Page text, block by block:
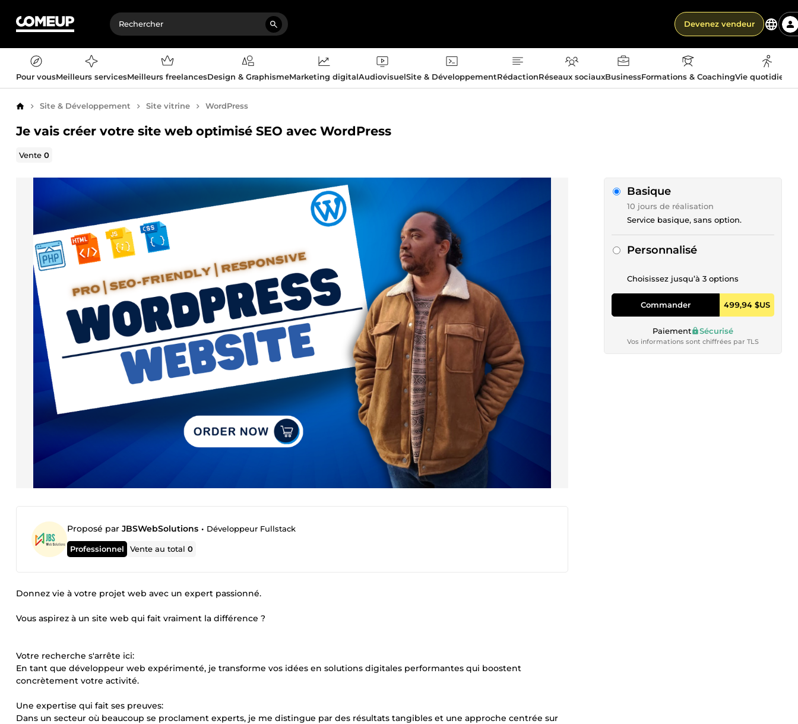
Devenez vendeur
Pour vousMeilleurs servicesMeilleurs freelancesDesign & GraphismeMarketing digitalAudiovisuelSite & DéveloppementRédactionRéseaux sociauxBusinessFormations & CoachingVie
AccueilSite & Développement Site vitrine WordPress
Je vais créer votre site web optimisé SEO avec WordPress
Vente0
Proposé par JBSWebSolutions • Développeur Fullstack
Professionnel Vente au total0
Donnez vie à votre projet web avec un expert passionné.
Vous aspirez à un site web qui fait vraiment la différence ?
Votre recherche s'arrête ici:
En tant que développeur web expérimenté, je transforme vos idées en solutions digitales performantes qui boostent
concrètement votre activité.
Une expertise qui fait ses preuves:
Dans un secteur où beaucoup se proclament experts, je me distingue par des résultats tangibles et une approche centrée sur
Basique
10 jours de réalisation
Service basique, sans option.
Personnalisé
Choisissez jusqu’à 3 options
Commander 499,94 $US
Paiement Sécurisé
Vos informations sont chiffrées par TLS